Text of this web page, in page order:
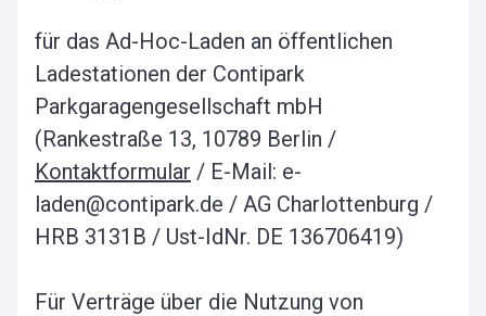
für das Ad-Hoc-Laden an öffentlichen
Ladestationen der Contipark
Parkgaragengesellschaft mbH
(Rankestraße 13, 10789 Berlin /
Kontaktformular / E-Mail: e-
laden@contipark.de / AG Charlottenburg /
HRB 3131B / Ust-IdNr. DE 136706419)
Für Verträge über die Nutzung von